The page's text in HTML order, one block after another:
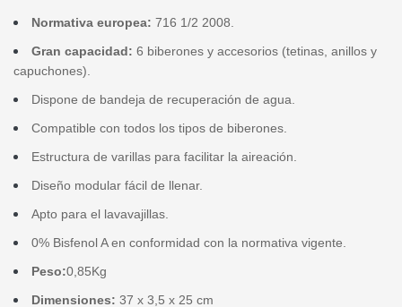
Normativa europea: 716 1/2 2008.
Gran capacidad: 6 biberones y accesorios (tetinas, anillos y
capuchones).
Dispone de bandeja de recuperación de agua.
Compatible con todos los tipos de biberones.
Estructura de varillas para facilitar la aireación.
Diseño modular fácil de llenar.
Apto para el lavavajillas.
0% Bisfenol A en conformidad con la normativa vigente.
Peso:0,85Kg
Dimensiones: 37 x 3,5 x 25 cm